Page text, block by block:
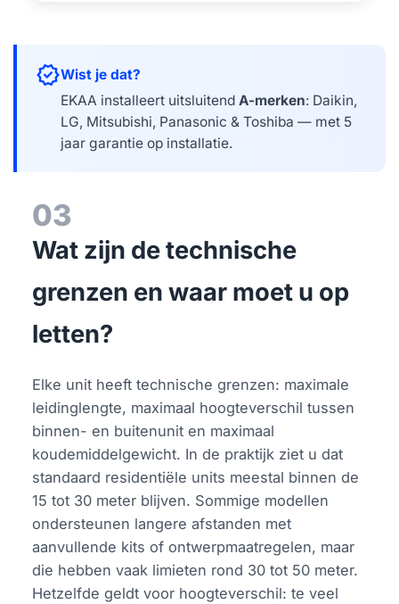
verifiedWist je dat?
EKAA installeert uitsluitendA-merken: Daikin,
LG, Mitsubishi, Panasonic & Toshiba — met 5
jaar garantie op installatie.
03
Wat zijn de technische
grenzen en waar moet u op
letten?
Elke unit heeft technische grenzen: maximale
leidinglengte, maximaal hoogteverschil tussen
binnen- en buitenunit en maximaal
koudemiddelgewicht. In de praktijk ziet u dat
standaard residentiële units meestal binnen de
15 tot 30 meter blijven. Sommige modellen
ondersteunen langere afstanden met
aanvullende kits of ontwerpmaatregelen, maar
die hebben vaak limieten rond 30 tot 50 meter.
Hetzelfde geldt voor hoogteverschil: te veel